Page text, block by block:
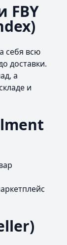
FBY
себя всю
доставки.
а
и